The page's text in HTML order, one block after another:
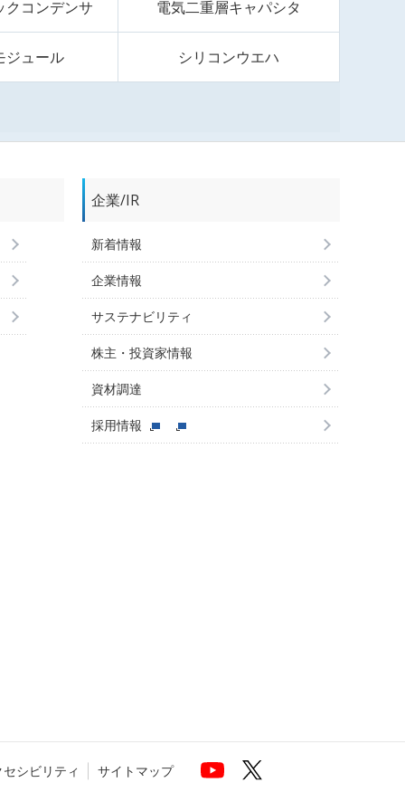
クコンデンサ 電気二重層キャパシタ
ジュール シリコンウエハ
企業/IR
新着情報
企業情報
サステナビリティ
株主・投資家情報
資材調達
採用情報
シビリティ サイトマップ